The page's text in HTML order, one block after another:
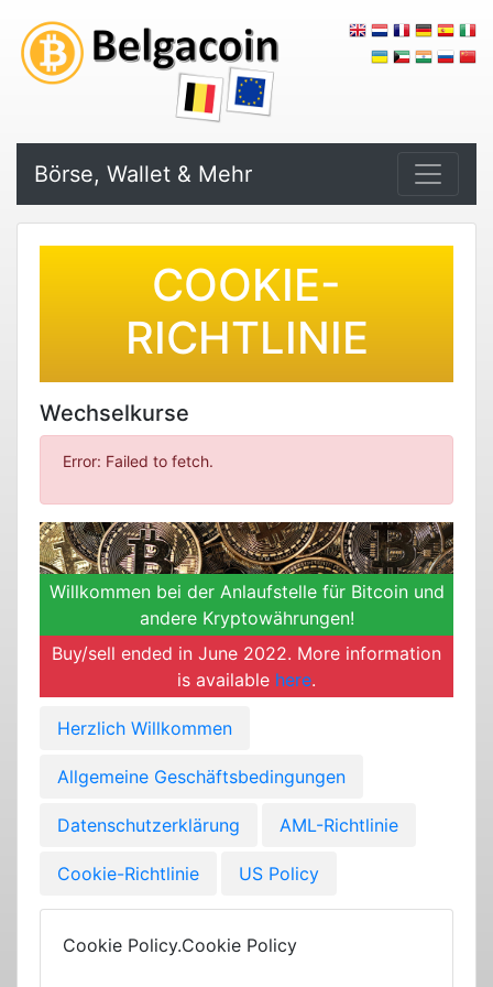
Börse, Wallet & Mehr
COOKIE-
RICHTLINIE
Wechselkurse
Error: Failed to fetch.
Willkommen bei der Anlaufstelle für Bitcoin und
andere Kryptowährungen!
Buy/sell ended in June 2022. More information
is available here.
Herzlich Willkommen
Allgemeine Geschäftsbedingungen
Datenschutzerklärung AML-Richtlinie
Cookie-Richtlinie US Policy
Cookie Policy.Cookie Policy